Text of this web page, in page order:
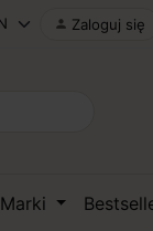
 Zaloguj się
Marki